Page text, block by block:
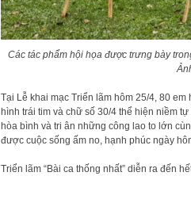
Các tác phẩm hội họa được trưng bày
Tại Lễ khai mạc Triển lãm hôm 25/4, 80
hình trái tim và chữ số 30/4 thể hiện niềm
hòa bình và tri ân những công lao to lớn
được cuộc sống ấm no, hạnh phúc ngày
Triển lãm “Bài ca thống nhất” diễn ra đến